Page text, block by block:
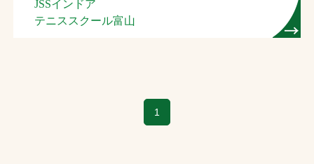
JSSインドア
テニススクール富山
1